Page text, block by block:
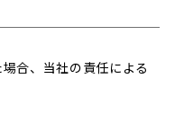
合、当社の責任による